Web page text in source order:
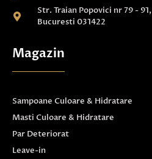
Str. Traian Popovici nr 79 - 91,
Bucuresti 031422
Magazin
Sampoane Culoare & Hidratare
Masti Culoare & Hidratare
Par Deteriorat
Leave-in